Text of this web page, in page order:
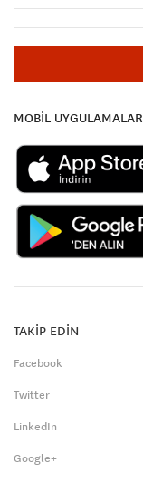
MOBİL UYGULAMALAR
TAKİP EDİN
Facebook
Twitter
LinkedIn
Google+